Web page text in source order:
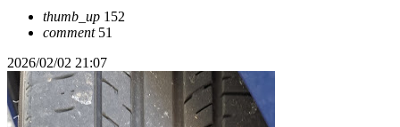
thumb_up 152
comment51
2026/02/02 21:07